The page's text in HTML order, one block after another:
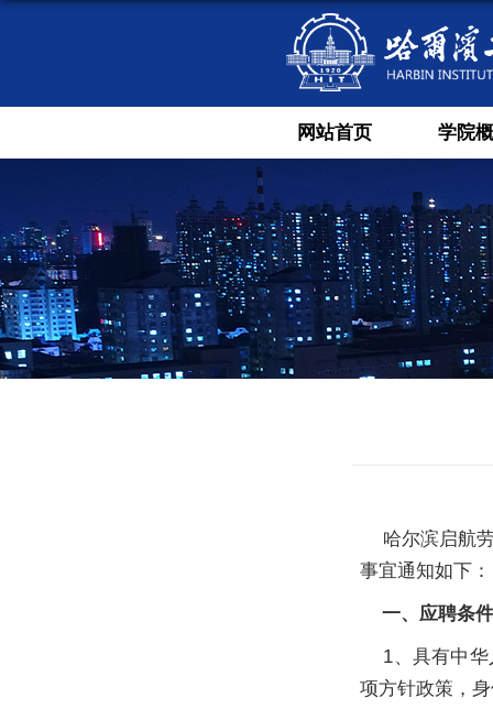
网站首页 学院
哈尔滨启航劳
事宜通知如下：
一、应聘条
1、具有中华
项方针政策，